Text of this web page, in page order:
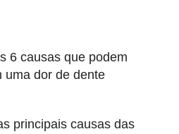
6 causas que podem
uma dor de dente
principais causas das